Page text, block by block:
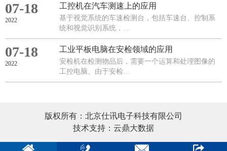
07-18
2022
工控机在汽车测速上的应用
基于视觉系统的车速检测台，包括车速台、控制系
统和视觉识别系统，…
07-18
2022
​工业平板电脑在安检领域的应用
安检机在检测物品后，需要一个运算和处理图像的
工控电脑。由于安检…
版权所有：北京仕讯电子科技有限公司
技术支持：云鼎大数据